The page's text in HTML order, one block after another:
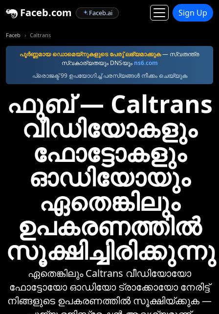
Faceb.com Faceb.ai Sign Up
Faceb Caltrans
പൂര്‍ണ്ണമായ ഡൊമെയ്നുകളുടെ പേരു് ലഭ്യമാക്കുക— സ്വതന്ത്ര
സ്വകാര്യതയും DNSയും ns6.com
പ്രൊജക്ട് 99 ഉപയോഗിച്ച് പരസ്യങ്ങൾ നീക്കം ചെയ്യുക
ഫുബ്‌ — Caltrans
വീഡിയോകളും
ഫോട്ടോകളും
ഓഡിയോയും
ഏതെങ്കിലും
ഉപകരണത്തിൽ
സൂക്ഷിച്ചിരിക്കുന്നു
ഏതെങ്കിലും Caltrans വീഡിയോയോ
ഫോട്ടോയോ ഓഡിയോ ട്രാക്കോയോ നേരിട്ട്
നിങ്ങളുടെ ഉപകരണത്തില്‍ സൂക്ഷിയ്ക്കുക —